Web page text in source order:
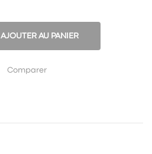
AJOUTER AU PANIER
Comparer